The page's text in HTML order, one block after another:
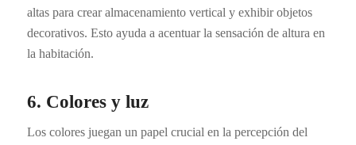
altas para crear almacenamiento vertical y exhibir objetos
decorativos. Esto ayuda a acentuar la sensación de altura en
la habitación.
6. Colores y luz
Los colores juegan un papel crucial en la percepción del